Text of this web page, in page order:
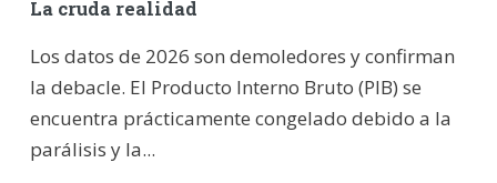
La cruda realidad
Los datos de 2026 son demoledores y confirman
la debacle. El Producto Interno Bruto (PIB) se
encuentra prácticamente congelado debido a la
parálisis y la...